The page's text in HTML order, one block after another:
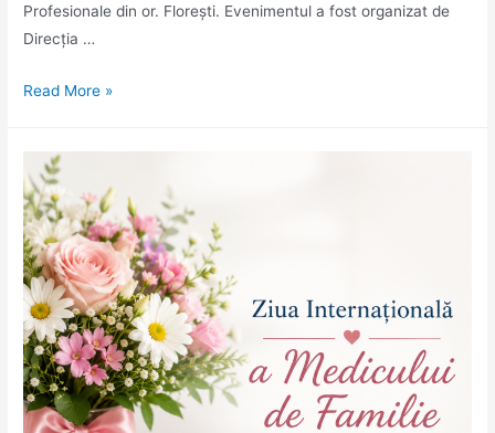
Profesionale din or. Florești. Evenimentul a fost organizat de
Direcția …
„Oportunități
–
Târgul
Locurilor
de
Muncă
și
Forumul
profesiilor
organizat
la
Read More »